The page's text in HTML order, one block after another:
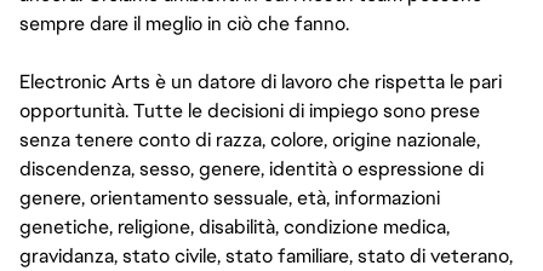
sempre dare il meglio in ciò che fanno.
Electronic Arts è un datore di lavoro che rispetta le pari
opportunità. Tutte le decisioni di impiego sono prese
senza tenere conto di razza, colore, origine nazionale,
discendenza, sesso, genere, identità o espressione di
genere, orientamento sessuale, età, informazioni
genetiche, religione, disabilità, condizione medica,
gravidanza, stato civile, stato familiare, stato di veterano,